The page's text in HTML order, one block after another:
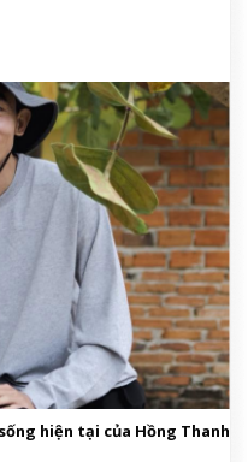
hiện tại của Hồng Thanh